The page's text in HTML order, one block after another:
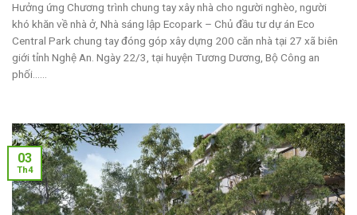
Hưởng ứng Chương trình chung tay xây nhà cho người nghèo, người
khó khăn về nhà ở, Nhà sáng lập Ecopark – Chủ đầu tư dự án Eco
Central Park chung tay đóng góp xây dựng 200 căn nhà tại 27 xã biên
giới tỉnh Nghệ An. Ngày 22/3, tại huyện Tương Dương, Bộ Công an
phối......
03
Th4